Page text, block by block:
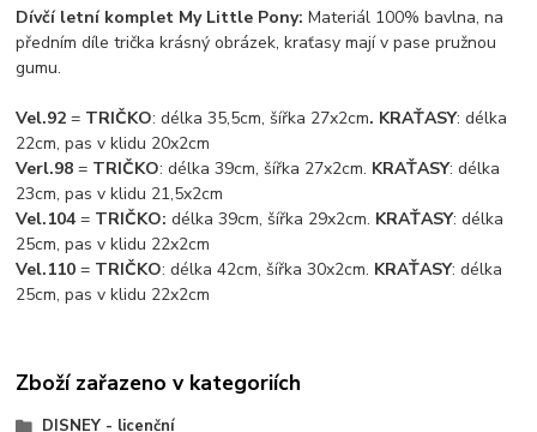
Dívčí letní komplet My Little Pony: Materiál 100% bavlna, na
předním díle trička krásný obrázek, kraťasy mají v pase pružnou
gumu.
Vel.92 = TRIČKO: délka 35,5cm, šířka 27x2cm. KRAŤASY: délka
22cm, pas v klidu 20x2cm
Verl.98 = TRIČKO: délka 39cm, šířka 27x2cm. KRAŤASY: délka
23cm, pas v klidu 21,5x2cm
Vel.104 = TRIČKO: délka 39cm, šířka 29x2cm. KRAŤASY: délka
25cm, pas v klidu 22x2cm
Vel.110 = TRIČKO: délka 42cm, šířka 30x2cm. KRAŤASY: délka
25cm, pas v klidu 22x2cm
Zboží zařazeno v kategoriích
DISNEY - licenční